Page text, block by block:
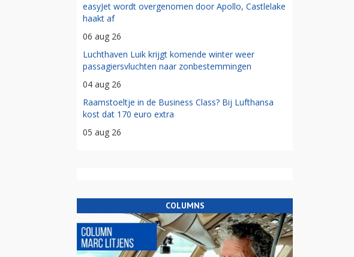
easyJet wordt overgenomen door Apollo, Castlelake
haakt af
06 aug 26
Luchthaven Luik krijgt komende winter weer
passagiersvluchten naar zonbestemmingen
04 aug 26
Raamstoeltje in de Business Class? Bij Lufthansa
kost dat 170 euro extra
05 aug 26
COLUMNS